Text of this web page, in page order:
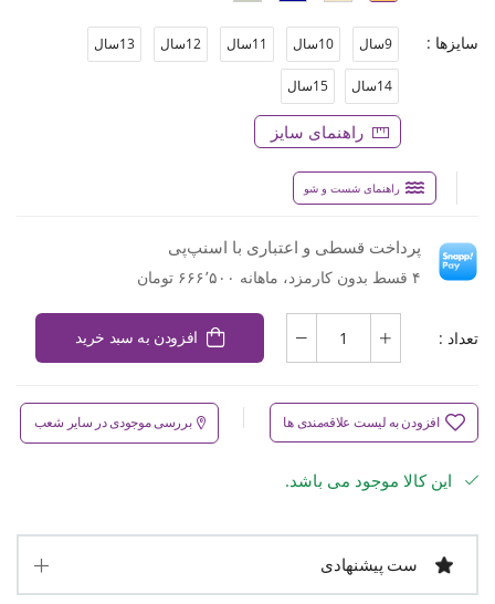
سایزها : 9سال 10سال 11سال 12سال 13سال
14سال 15سال
راهنمای سایز
راهنمای شست و شو
پرداخت قسطی و اعتباری با اسنپ‌پی
۴ قسط بدون کارمزد، ماهانه ۶۶۶٬۵۰۰ تومان
تعداد : افزودن به سبد خرید
افزودن به لیست علاقه‌مندی ها بررسی موجودی در سایر شعب
این کالا موجود می باشد.
ست پیشنهادی